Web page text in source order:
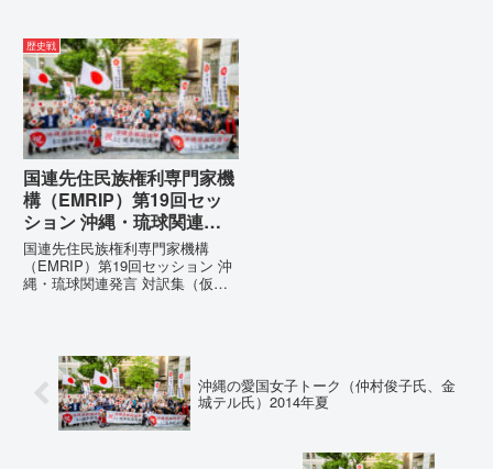
歴史戦
国連先住民族権利専門家機
構（EMRIP）第19回セッ
ション 沖縄・琉球関連発
言 対訳集（仮訳）
国連先住民族権利専門家機構
（EMRIP）第19回セッション 沖
縄・琉球関連発言 対訳集（仮
定、PFAS（有機フッ素化合物）
問題、米軍基地、伝統文化（...
沖縄の愛国女子トーク（仲村俊子氏、金
城テル氏）2014年夏